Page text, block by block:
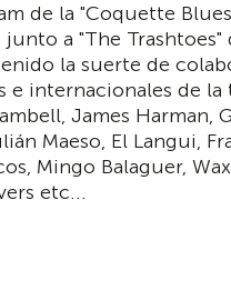
de la "Coquette
a "The Trashtoes"
la suerte de
e internacionales de la
James Harman,
Maeso, El Langui,
Mingo Balaguer,
etc...